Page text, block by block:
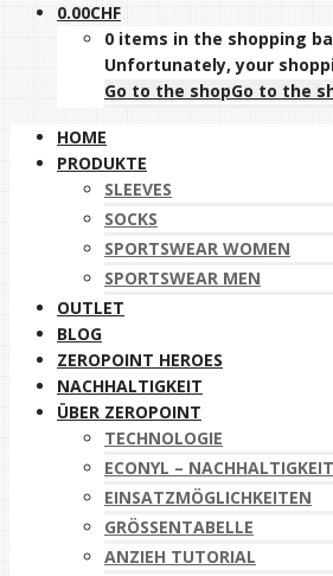
0.00CHF
0 items in the shopping
Unfortunately, your
Go to the shopGo to the
HOME
PRODUKTE
SLEEVES
SOCKS
SPORTSWEAR WOMEN
SPORTSWEAR MEN
OUTLET
BLOG
ZEROPOINT HEROES
NACHHALTIGKEIT
ÜBER ZEROPOINT
TECHNOLOGIE
ECONYL – NACHHALTIGKEIT
EINSATZMÖGLICHKEITEN
GRÖSSENTABELLE
ANZIEH TUTORIAL